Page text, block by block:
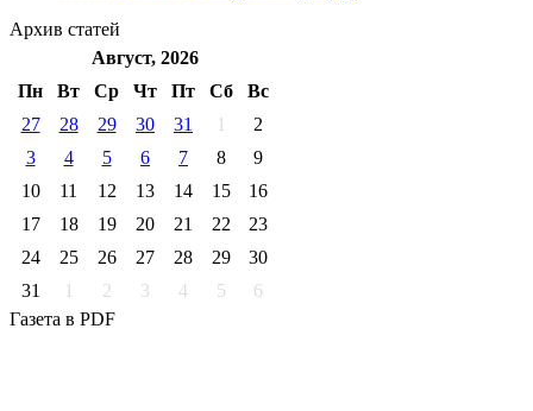
Архив статей
Август, 2026
Пн
Вт Ср Чт Пт Cб
Вс
27
28 29 30 31 1
2
3
4 5 6 7 8
9
10
11 12 13 14 15
16
17
18 19 20 21 22
23
24
25 26 27 28 29
30
31
1 2 3 4 5
6
Газета в PDF